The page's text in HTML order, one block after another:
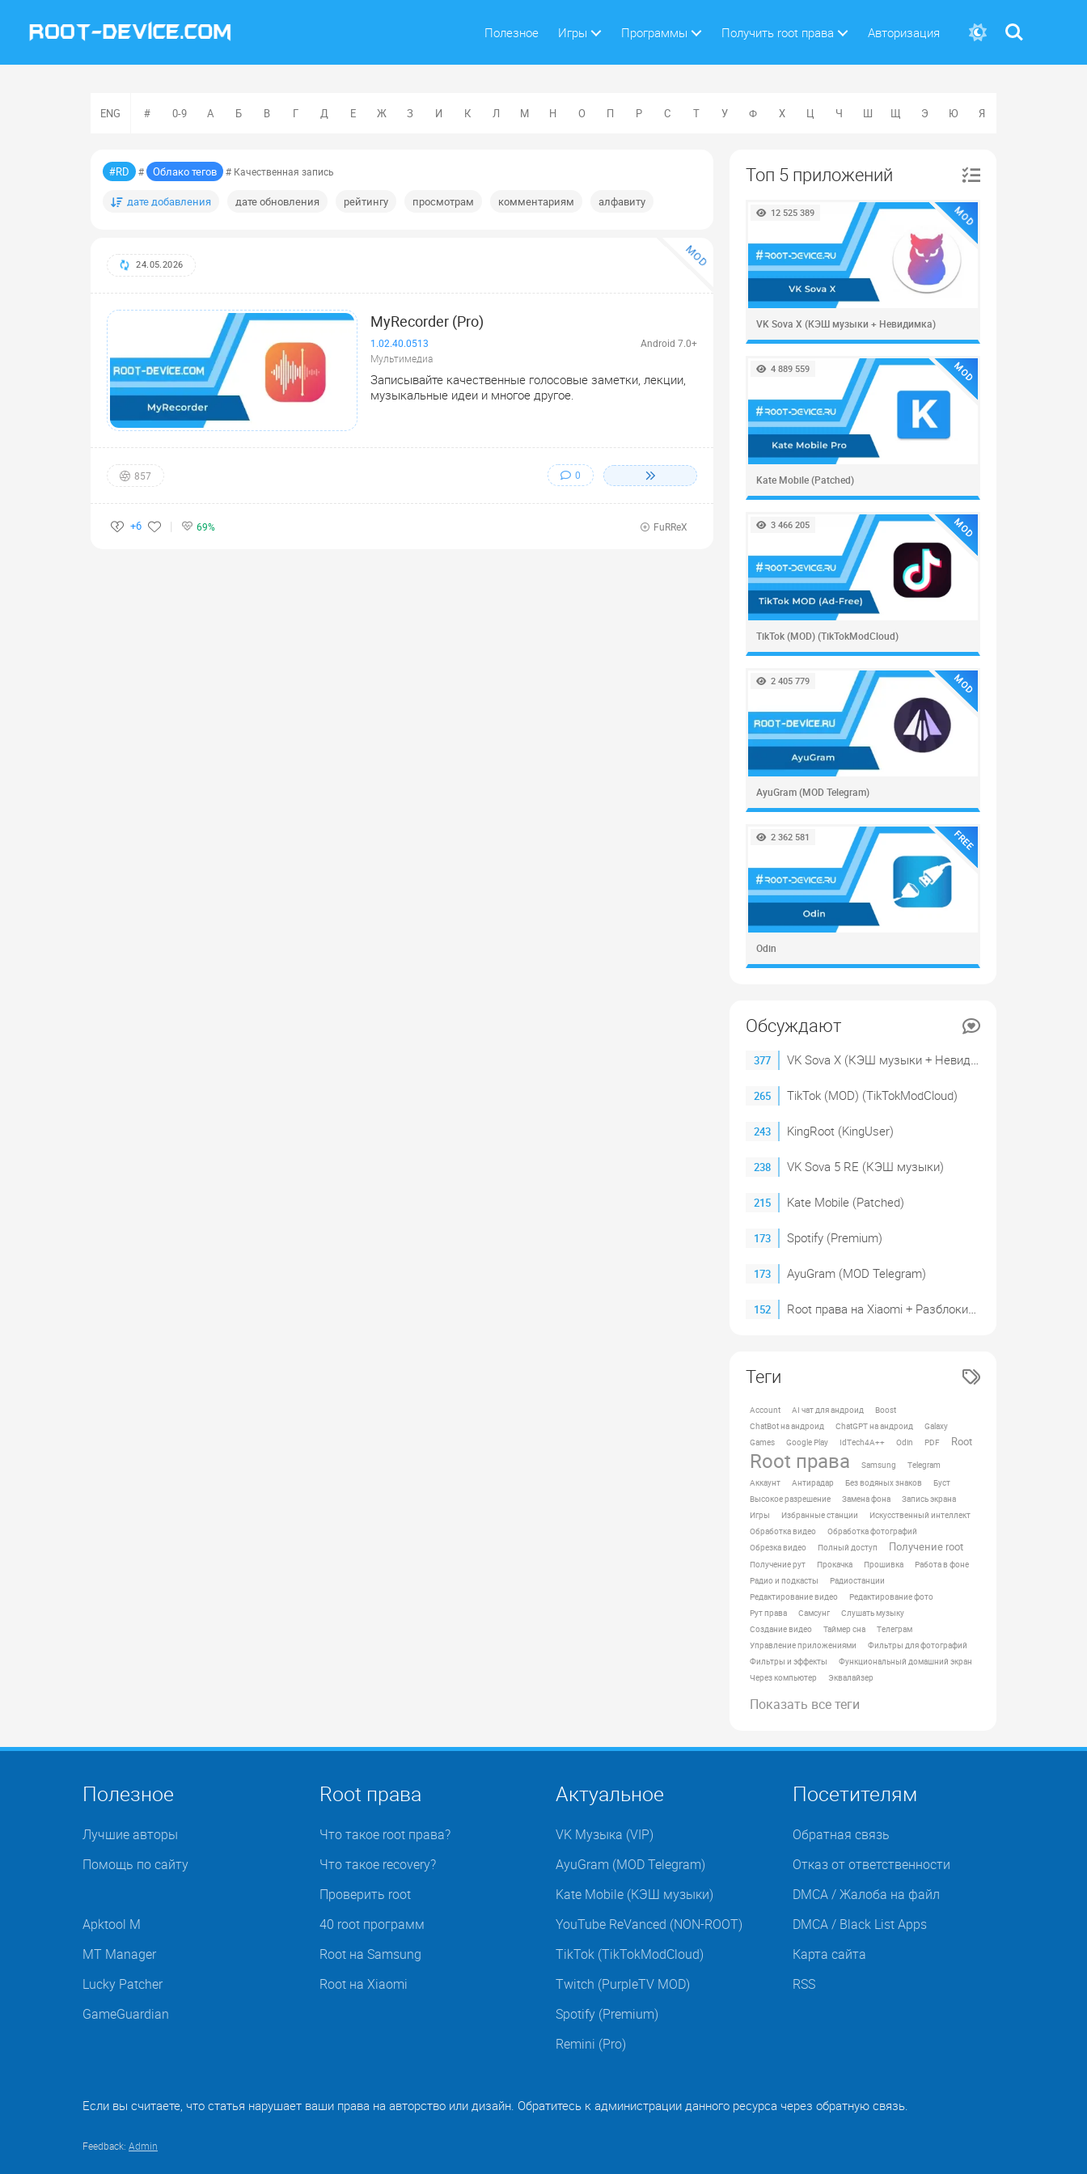
Полезное Игры Программы Получить root права Авторизация
Поиск
ENG # 0-9 А Б В Г Д Е Ж З И К Л М Н О П Р С Т У Ф Х Ц Ч Ш Щ Э Ю Я
#RD # Облако тегов # Качественная запись
дате добавления дате обновления рейтингу просмотрам комментариям алфавиту
MOD
24.05.2026
MyRecorder (Pro)
1.02.40.0513 Android 7.0+
Мультимедиа
Записывайте качественные голосовые заметки, лекции,
музыкальные идеи и многое другое.
857 0
+6 69% FuRReX
Топ 5 приложений
MOD
12 525 389
VK Sova X (КЭШ музыки + Невидимка)
MOD
4 889 559
Kate Mobile (Patched)
MOD
3 466 205
TikTok (MOD) (TikTokModCloud)
MOD
2 405 779
AyuGram (MOD Telegram)
FREE
2 362 581
Odin
Обсуждают
377 VK Sova X (КЭШ музыки + Невидимка)
265 TikTok (MOD) (TikTokModCloud)
243 KingRoot (KingUser)
238 VK Sova 5 RE (КЭШ музыки)
215 Kate Mobile (Patched)
173 Spotify (Premium)
173 AyuGram (MOD Telegram)
152 Root права на Xiaomi + Разблокировка загрузчика (2023)
Теги
Account AI чат для андроид
Boost
ChatBot на андроид
ChatGPT на андроид
Galaxy
Games
Google Play IdTech4A++ Odin PDF Root
Root права Samsung
Telegram
Аккаунт
Антирадар Без водяных знаков
Буст
Высокое разрешение
Замена фона
Запись экрана
Игры
Избранные станции
Искусственный интеллект
Обработка видео
Обработка фотографий
Обрезка видео
Полный доступ Получение root
Получение рут Прокачка Прошивка
Работа в фоне
Радио и подкасты
Радиостанции
Редактирование видео
Редактирование фото
Рут права
Самсунг
Слушать музыку
Создание видео
Таймер сна
Телеграм
Управление приложениями
Фильтры для фотографий
Фильтры и эффекты
Функциональный домашний экран
Через компьютер
Эквалайзер
Показать все теги
Полезное
Лучшие авторы
Помощь по сайту
Apktool M
MT Manager
Lucky Patcher
GameGuardian
Root права
Что такое root права?
Что такое recovery?
Проверить root
40 root программ
Root на Samsung
Root на Xiaomi
Актуальное
VK Музыка (VIP)
AyuGram (MOD Telegram)
Kate Mobile (КЭШ музыки)
YouTube ReVanced (NON-ROOT)
TikTok (TikTokModCloud)
Twitch (PurpleTV MOD)
Spotify (Premium)
Remini (Pro)
Посетителям
Обратная связь
Отказ от ответственности
DMCA / Жалоба на файл
DMCA / Black List Apps
Карта сайта
RSS
Если вы считаете, что статья нарушает ваши права на авторство или дизайн. Обратитесь к администрации данного ресурса через обратную связь.
Feedback: Admin